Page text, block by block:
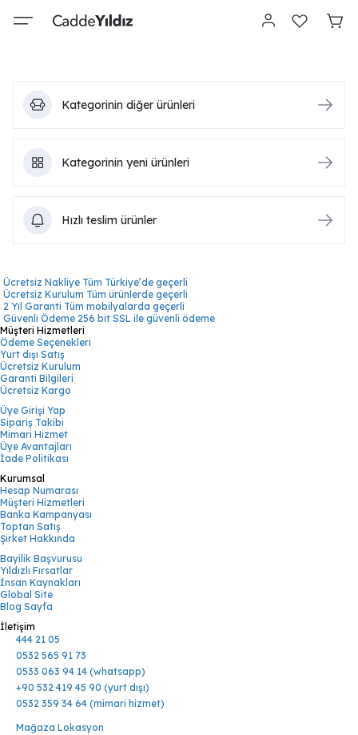
Kategorinin diğer ürünleri
Kategorinin yeni ürünleri
Hızlı teslim ürünler
Ücretsiz Nakliye Tüm Türkiye’de geçerli
Ücretsiz Kurulum Tüm ürünlerde geçerli
2 Yıl Garanti Tüm mobilyalarda geçerli
Güvenli Ödeme 256 bit SSL ile güvenli ödeme
Müşteri Hizmetleri
Ödeme Seçenekleri
Yurt dışı Satış
Ücretsiz Kurulum
Garanti Bilgileri
Ücretsiz Kargo
Üye Girişi Yap
Sipariş Takibi
Mimari Hizmet
Üye Avantajları
İade Politikası
Kurumsal
Hesap Numarası
Müşteri Hizmetleri
Banka Kampanyası
Toptan Satış
Şirket Hakkında
Bayilik Başvurusu
Yıldızlı Fırsatlar
İnsan Kaynakları
Global Site
Blog Sayfa
İletişim
444 21 05
0532 565 91 73
0533 063 94 14 (whatsapp)
+90 532 419 45 90 (yurt dışı)
0532 359 34 64 (mimari hizmet)
Mağaza Lokasyon